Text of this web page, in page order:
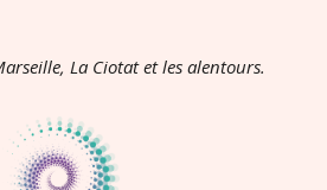
La Ciotat et les alentours.